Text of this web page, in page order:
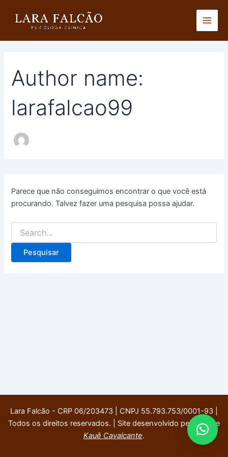
conteúdo
Main
Author name:
larafalcao99
Parece que não conseguimos encontrar o que você está
procurando. Talvez fazer uma pesquisa possa ajudar.
por:
Lara Falcão - CRP 06/203473 | CNPJ 55.793.753/0001-93 |
Todos os direitos reservados. | Site desenvolvido pela equipe
Kauê Cavalcante.